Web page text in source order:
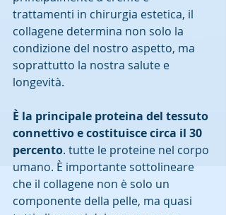
trattamenti in chirurgia estetica, il
collagene determina non solo la
condizione del nostro aspetto, ma
soprattutto la nostra salute e
longevità.
È la principale proteina del tessuto
connettivo e costituisce circa il 30
percento. tutte le proteine ​​nel corpo
umano. È importante sottolineare
che il collagene non è solo un
componente della pelle, ma quasi